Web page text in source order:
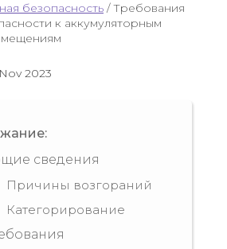
безопасность / Требования
к аккумуляторным
2023
сведения
Причины возгораний
Категорирование